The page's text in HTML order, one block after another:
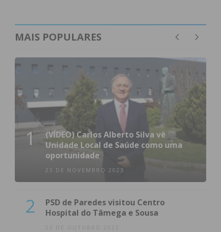
MAIS POPULARES
1
(VÍDEO) Carlos Alberto Silva vê
Unidade Local de Saúde como uma
oportunidade
23 DE NOVEMBRO 2023
2
PSD de Paredes visitou Centro
Hospital do Tâmega e Sousa
23 DE OUTUBRO 2023